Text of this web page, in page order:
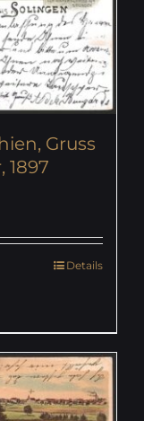
Gruss
1897
Details